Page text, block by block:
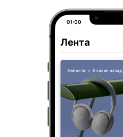
01:00
Лента
Новости • 6 часов назад